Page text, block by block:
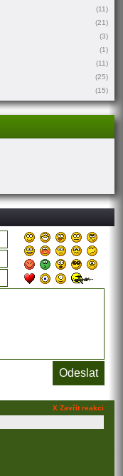
(11)
(21)
(3)
(1)
(11)
(25)
(15)
X Zavřít reakci